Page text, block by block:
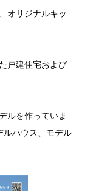
オリジナルキッ
戸建住宅および
ルを作っていま
ルハウス、モデル